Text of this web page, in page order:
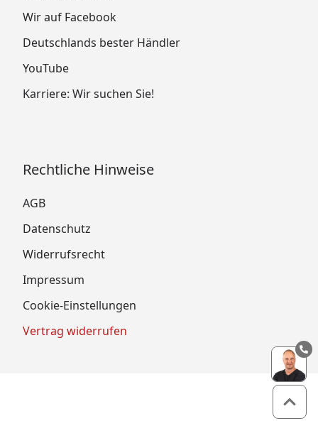
Wir auf Facebook
Deutschlands bester Händler
YouTube
Karriere: Wir suchen Sie!
Rechtliche Hinweise
AGB
Datenschutz
Widerrufsrecht
Impressum
Cookie-Einstellungen
Vertrag widerrufen